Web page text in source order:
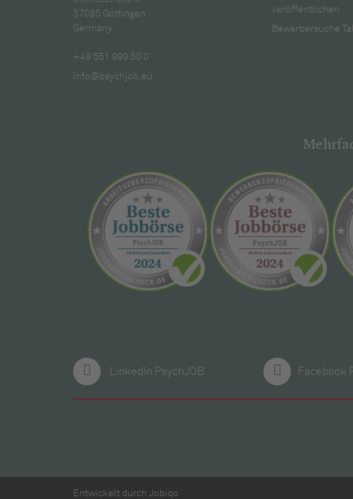
37085 Göttingen
Germany
+49 551 999 50 0
info@psychjob.eu
veröffentlichen
Bewerbersuche
LinkedIn PsychJOB Facebook
Entwickelt durch Jobiqo